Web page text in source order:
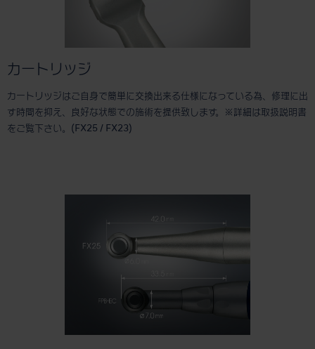
カートリッジ
カートリッジはご自身で簡単に交換出来る仕様になっている為、修理に出
す時間を抑え、良好な状態での施術を提供致します。※詳細は取扱説明書
をご覧下さい。(FX25 / FX23)